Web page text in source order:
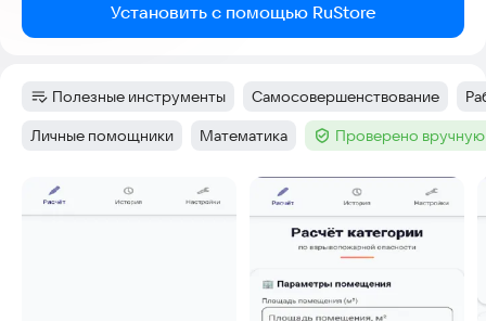
Установить с помощью RuStore
Категория:
Полезные инструменты Тег:
Самосовершенствование
Тег:
Личные помощники Тег:
Математика Тег :Проверено
Скриншоты